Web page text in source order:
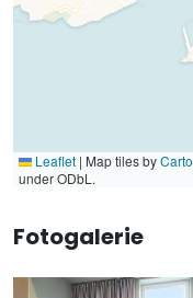
Leaflet | Map tiles byCarto
under ODbL.
Fotogalerie